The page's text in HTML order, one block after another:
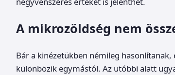
A mikrozöldség nem
Bár a kinézetükben némileg
különbözik egymástól. Az utóbbi alatt